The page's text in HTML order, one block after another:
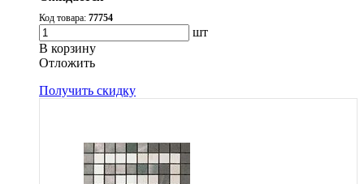
Код товара: 77754
шт
В корзину
Oтложить
Получить скидку